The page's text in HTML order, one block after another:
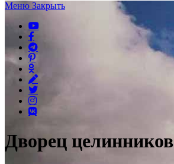
Меню Закрыть
Дворец целинников